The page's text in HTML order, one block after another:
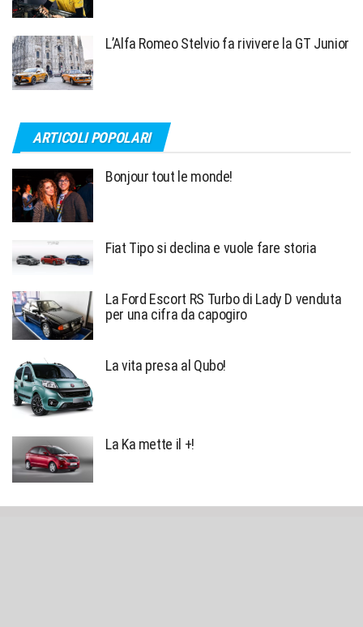
L’Alfa Romeo Stelvio fa rivivere la GT Junior
ARTICOLI POPOLARI
Bonjour tout le monde!
Fiat Tipo si declina e vuole fare storia
La Ford Escort RS Turbo di Lady D venduta
per una cifra da capogiro
La vita presa al Qubo!
La Ka mette il +!